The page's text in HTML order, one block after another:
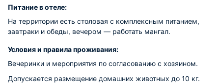
Питание в отеле:
На территории есть столовая с комплексным питанием,
завтраки и обеды, вечером — работать мангал.
Условия и правила проживания:
Вечеринки и мероприятия по согласованию с хозяином.
Допускается размещение домашних животных до 10 кг.